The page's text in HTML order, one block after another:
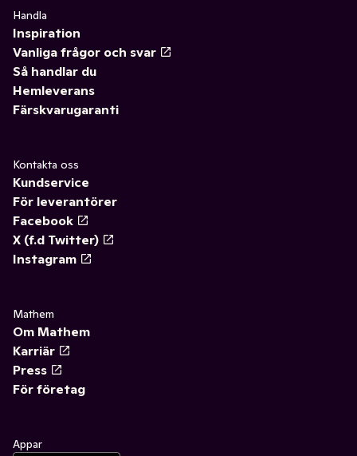
Handla
Inspiration
Vanliga frågor och svar
Så handlar du
Hemleverans
Färskvarugaranti
Kontakta oss
Kundservice
För leverantörer
Facebook
X (f.d Twitter)
Instagram
Mathem
Om Mathem
Karriär
Press
För företag
Appar